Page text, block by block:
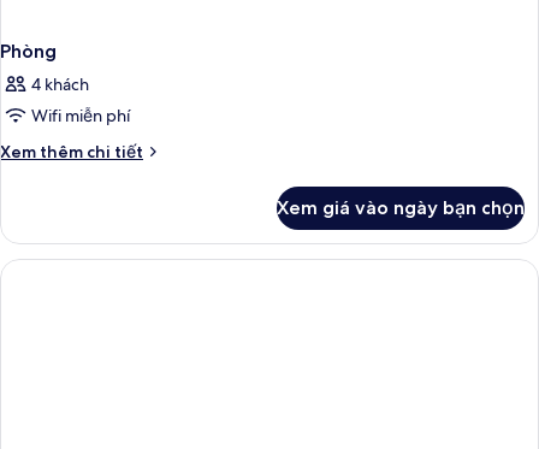
Phòng
4 khách
Wifi miễn phí
Xem thêm chi tiết
Chi
Phòng
Xem giá vào ngày bạn chọn